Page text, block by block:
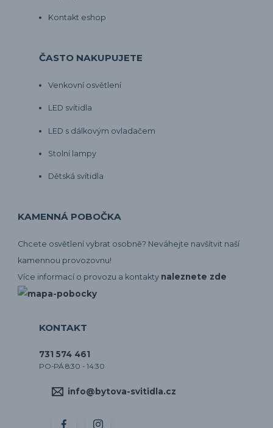
Kontakt eshop
ČASTO NAKUPUJETE
Venkovní osvětlení
LED svítidla
LED s dálkovým ovladačem
Stolní lampy
Dětská svítidla
KAMENNÁ POBOČKA
Chcete osvětlení vybrat osobně? Neváhejte navšítvit naší
kamennou provozovnu!
Více informací o provozu a kontakty naleznete zde
KONTAKT
731 574 461
PO-PÁ 8:30 - 14:30
info@bytova-svitidla.cz